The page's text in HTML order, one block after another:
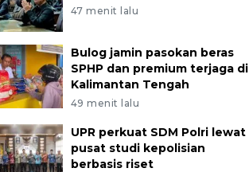
47 menit lalu
Bulog jamin pasokan beras
SPHP dan premium terjaga di
Kalimantan Tengah
49 menit lalu
UPR perkuat SDM Polri lewat
pusat studi kepolisian
berbasis riset